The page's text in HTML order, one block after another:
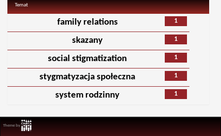
Temat
1
family relations
1
skazany
1
social stigmatization
1
stygmatyzacja społeczna
1
system rodzinny
Theme by